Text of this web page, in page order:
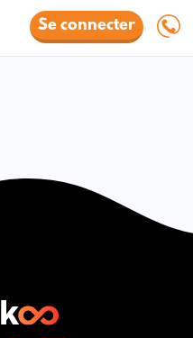
Se connecter